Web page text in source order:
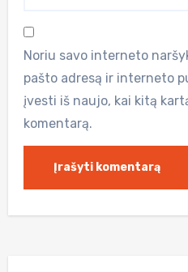
Noriu savo interneto
pašto adresą ir interneto
įvesti iš naujo, kai kitą
komentarą.